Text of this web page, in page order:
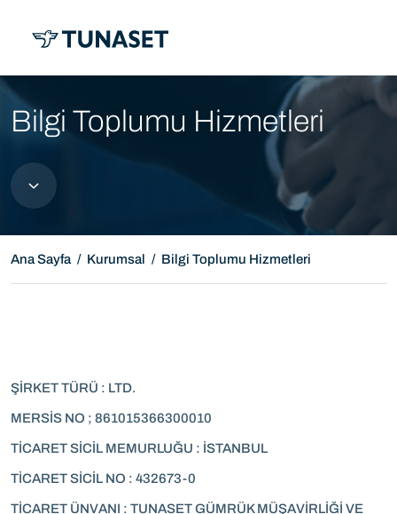
Bilgi Toplumu Hizmetleri
Ana Sayfa Kurumsal Bilgi Toplumu Hizmetleri
ŞİRKET TÜRÜ : LTD.
MERSİS NO ; 861015366300010
TİCARET SİCİL MEMURLUĞU : İSTANBUL
TİCARET SİCİL NO : 432673-0
TİCARET ÜNVANI : TUNASET GÜMRÜK MÜŞAVİRLİĞİ VE